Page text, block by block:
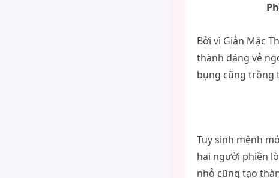
Bởi vì Giản Mặc
thành dáng vẻ
bụng cũng trồng
Tuy sinh mệnh
hai người phiền
nhỏ cũng tạo